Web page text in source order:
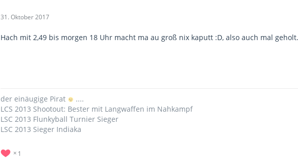
31. Oktober 2017
Hach mit 2,49 bis morgen 18 Uhr macht ma au groß nix kaputt :D, also auch mal geholt.
der einäugige Pirat
....
LCS 2013 Shootout: Bester mit Langwaffen im Nahkampf
LSC 2013 Flunkyball Turnier Sieger
LSC 2013 Sieger Indiaka
1